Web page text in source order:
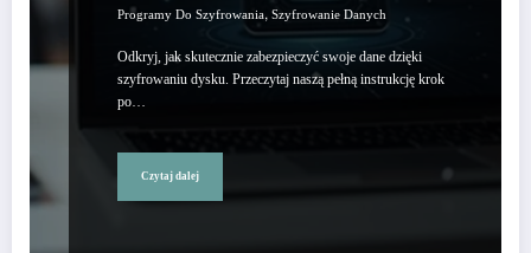
Programy Do Szyfrowania, Szyfrowanie Danych
Odkryj, jak skutecznie zabezpieczyć swoje dane dzięki
szyfrowaniu dysku. Przeczytaj naszą pełną instrukcję krok
po…
Czytaj dalej